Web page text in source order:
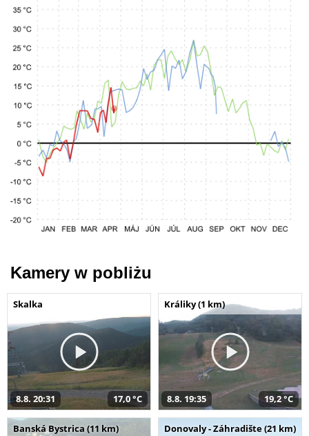
Kamery w pobliżu
Skalka
8.8. 20:31 17,0 °C
Králiky (1 km)
8.8. 19:35 19,2 °C
Banská Bystrica (11 km) Donovaly - Záhradište (21 km)